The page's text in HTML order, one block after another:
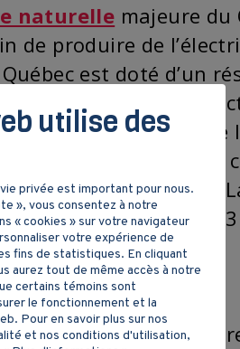
naturelle majeure du
de produire de
est doté d’un
des principaux
du Québec nationalise
près de 50 barrages
du fleuve Churchill.
en 1985, aura pris
et riche. Elle
utilise des
privée est important pour nous.
», vous consentez à notre
« cookies » sur votre navigateur
votre expérience de
fins de statistiques. En cliquant
aurez tout de même accès à notre
certains témoins sont
le fonctionnement et la
Pour en savoir plus sur nos
et nos conditions d'utilisation,